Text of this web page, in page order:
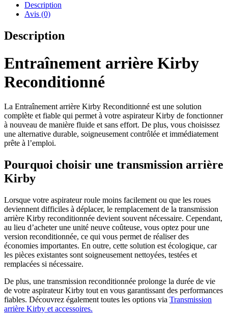
Description
Avis (0)
Description
Entraînement arrière Kirby
Reconditionné
La Entraînement arrière Kirby Reconditionné est une solution
complète et fiable qui permet à votre aspirateur Kirby de fonctionner
à nouveau de manière fluide et sans effort. De plus, vous choisissez
une alternative durable, soigneusement contrôlée et immédiatement
prête à l’emploi.
Pourquoi choisir une transmission arrière
Kirby
Lorsque votre aspirateur roule moins facilement ou que les roues
deviennent difficiles à déplacer, le remplacement de la transmission
arrière Kirby reconditionnée devient souvent nécessaire. Cependant,
au lieu d’acheter une unité neuve coûteuse, vous optez pour une
version reconditionnée, ce qui vous permet de réaliser des
économies importantes. En outre, cette solution est écologique, car
les pièces existantes sont soigneusement nettoyées, testées et
remplacées si nécessaire.
De plus, une transmission reconditionnée prolonge la durée de vie
de votre aspirateur Kirby tout en vous garantissant des performances
fiables. Découvrez également toutes les options via Transmission
arrière Kirby et accessoires.